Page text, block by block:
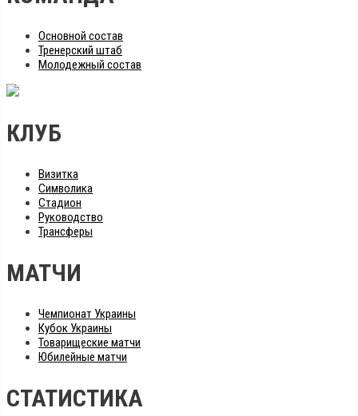
Основной состав
Тренерский штаб
Молодежный состав
КЛУБ
Визитка
Символика
Стадион
Руководство
Трансферы
МАТЧИ
Чемпионат Украины
Кубок Украины
Товарищеские матчи
Юбилейные матчи
СТАТИСТИКА